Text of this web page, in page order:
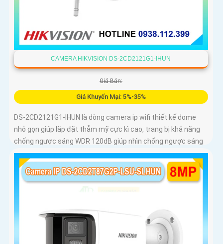
CAMERA HIKVISION DS-2CD2121G1-IHUN
Giá Bán:
Giá Khuyến Mại: 5%-35%
DS-2CD2121G1-IHUN là dòng camera ip wifi thiết kế dome
nhỏ gọn giúp lắp đặt thẫm mỹ cực kì cao, trang bị khả năng
chống ngược sáng WDR 120dB giúp nhìn chống ngược sáng
tốt, trang bị tính năng thông minh hàng rào ảo, xâm nhập
vùng cấm, nhìn ban đêm bằng hồng ngoại 30m